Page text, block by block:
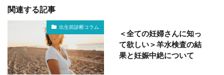
関連する記事
出生前診断コラム
＜全ての妊婦さんに知っ
て欲しい＞羊水検査の結
果と妊娠中絶について